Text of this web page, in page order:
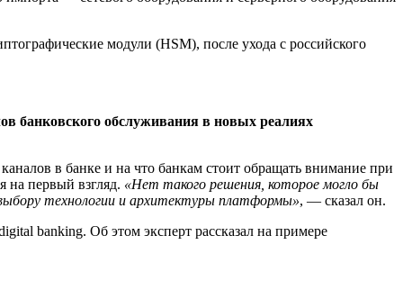
модули (HSM), после ухода с российского
банковского обслуживания в новых реалиях
в банке и на что банкам стоит обращать внимание при
на первый взгляд. «Нет такого решения, которое могло бы
технологии и архитектуры платформы», — сказал он.
banking. Об этом эксперт рассказал на примере